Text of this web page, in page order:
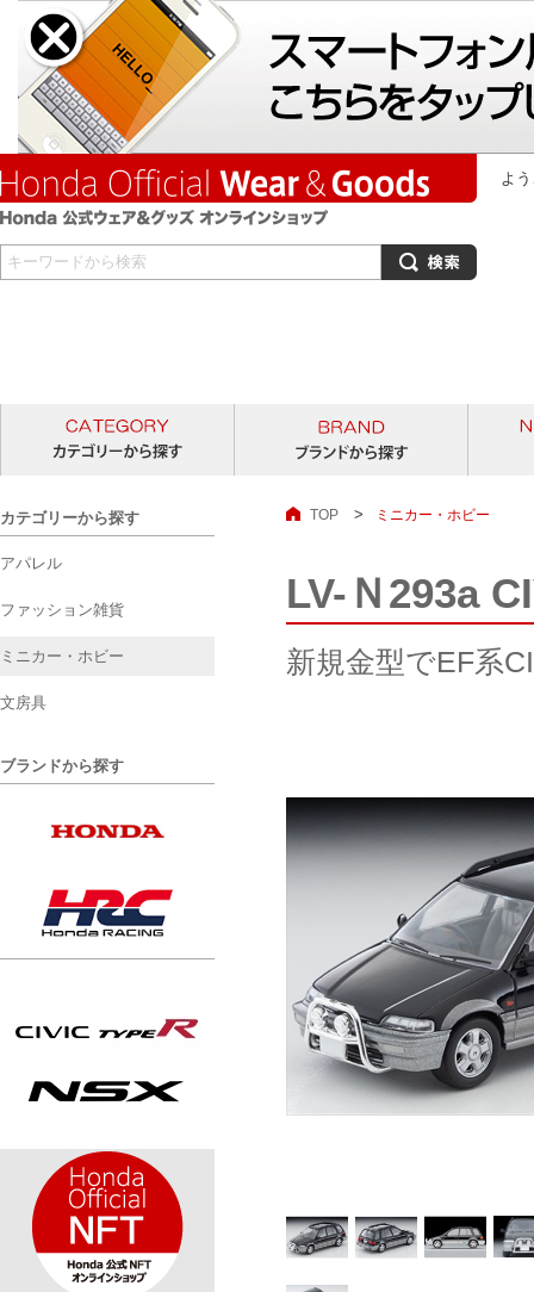
よ
TOP > ミニカー・ホビー
LV-Ｎ293a
新規金型でEF系
カテゴリーから探す
アパレル
ファッション雑貨
ミニカー・ホビー
文房具
ブランドから探す